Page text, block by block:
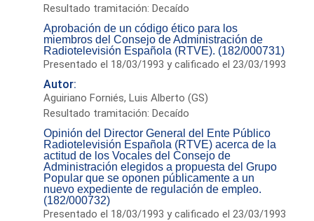
Resultado tramitación: Decaído
Aprobación de un código ético para los
miembros del Consejo de Administración de
Radiotelevisión Española (RTVE). (182/000731)
Presentado el 18/03/1993 y calificado el 23/03/1993
Autor:
Aguiriano Forniés, Luis Alberto (GS)
Resultado tramitación: Decaído
Opinión del Director General del Ente Público
Radiotelevisión Española (RTVE) acerca de la
actitud de los Vocales del Consejo de
Administración elegidos a propuesta del Grupo
Popular que se oponen públicamente a un
nuevo expediente de regulación de empleo.
(182/000732)
Presentado el 18/03/1993 y calificado el 23/03/1993